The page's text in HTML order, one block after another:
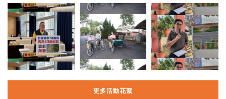
更多活動花絮